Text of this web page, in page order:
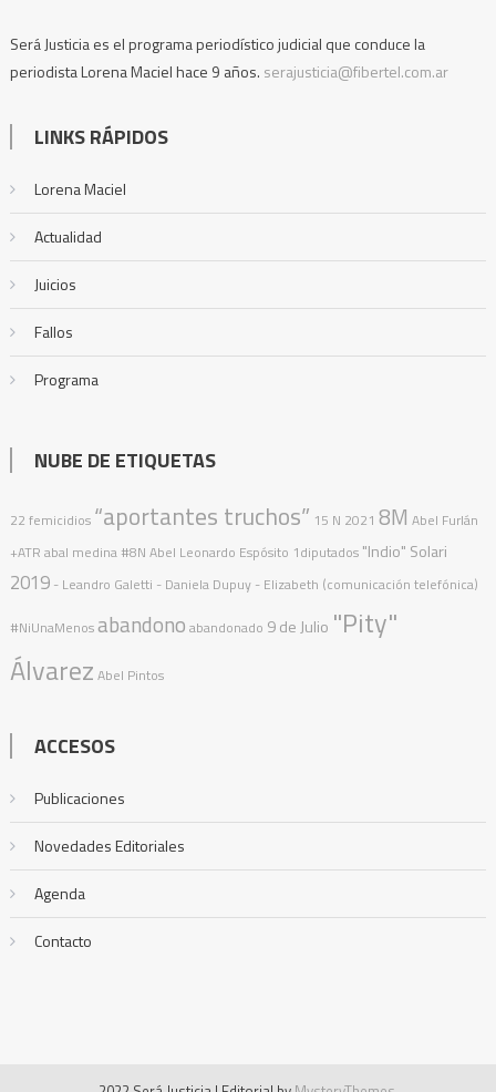
Será Justicia es el programa periodístico judicial que conduce la
periodista Lorena Maciel hace 9 años. serajusticia@fibertel.com.ar
LINKS RÁPIDOS
Lorena Maciel
Actualidad
Juicios
Fallos
Programa
NUBE DE ETIQUETAS
22 femicidios “aportantes truchos” 15 N 2021 8M Abel Furlán
+ATR abal medina #8N Abel Leonardo Espósito 1diputados "Indio" Solari
2019 - Leandro Galetti - Daniela Dupuy - Elizabeth (comunicación telefónica)
#NiUnaMenosabandono abandonado 9 de Julio "Pity"
Álvarez Abel Pintos
ACCESOS
Publicaciones
Novedades Editoriales
Agenda
Contacto